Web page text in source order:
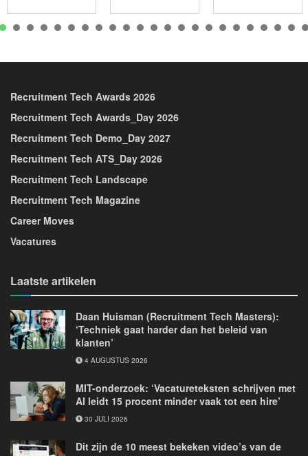
1 2 3 4 5 6 7 8 9 10 11 12 13 14 15 16
Recruitment Tech Awards 2026
Recruitment Tech Awards_Day 2026
Recruitment Tech Demo_Day 2027
Recruitment Tech ATS_Day 2026
Recruitment Tech Landscape
Recruitment Tech Magazine
Career Moves
Vacatures
Laatste artikelen
Daan Huisman (Recruitment Tech Masters):
‘Techniek gaat harder dan het beleid van
klanten’
4 AUGUSTUS 2026
MIT-onderzoek: ‘Vacatureteksten schrijven met
AI leidt 15 procent minder vaak tot een hire’
30 JULI 2026
Dit zijn de 10 meest bekeken video’s van de